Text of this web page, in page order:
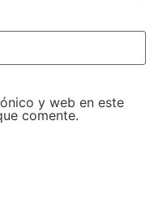
y web en este
comente.